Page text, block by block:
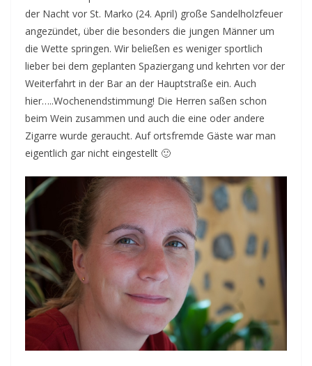
der Nacht vor St. Marko (24. April) große Sandelholzfeuer
angezündet, über die besonders die jungen Männer um
die Wette springen. Wir beließen es weniger sportlich
lieber bei dem geplanten Spaziergang und kehrten vor der
Weiterfahrt in der Bar an der Hauptstraße ein. Auch
hier…..Wochenendstimmung! Die Herren saßen schon
beim Wein zusammen und auch die eine oder andere
Zigarre wurde geraucht. Auf ortsfremde Gäste war man
eigentlich gar nicht eingestellt 🙂